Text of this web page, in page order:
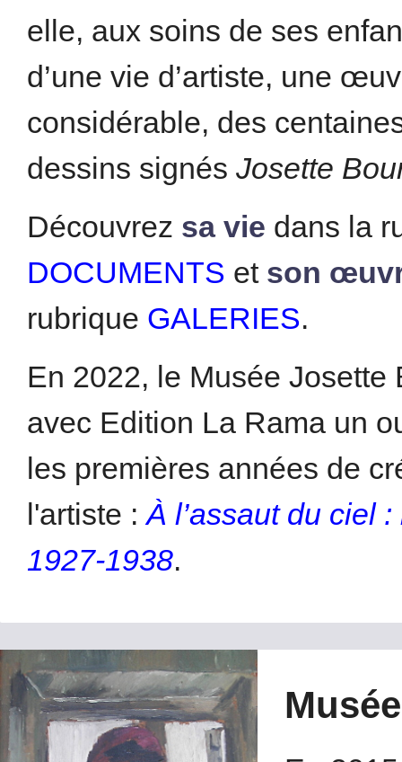
elle, aux soins de ses
d’une vie d’artiste, une
considérable, des
dessins signés Josette
Découvrez sa vie dans la
DOCUMENTS et son
rubrique GALERIES.
En 2022, le Musée Josette
avec Edition La Rama un
les premières années de
l'artiste :À l’assaut du ciel
1927-1938.